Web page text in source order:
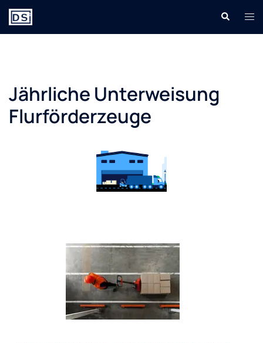
Jährliche Unterweisung
Flurförderzeuge